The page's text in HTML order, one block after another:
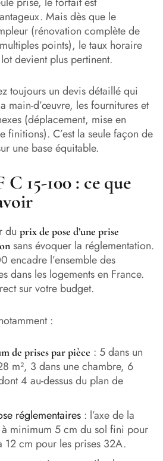
Mais dès que le
(rénovation complète de
points), le taux horaire
devient plus pertinent.
toujours un devis détaillé qui
main-d’œuvre, les fournitures et
(déplacement, mise en
finitions). C’est la seule façon de
une base équitable.
15-100 : ce que
du prix de pose d’une prise
sans évoquer la réglementation.
encadre l’ensemble des
dans les logements en France.
sur votre budget.
:
de prises par pièce : 5 dans un
m², 3 dans une chambre, 6
4 au-dessus du plan de
réglementaires: l’axe de la
minimum 5 cm du sol fini pour
12 cm pour les prises 32A.